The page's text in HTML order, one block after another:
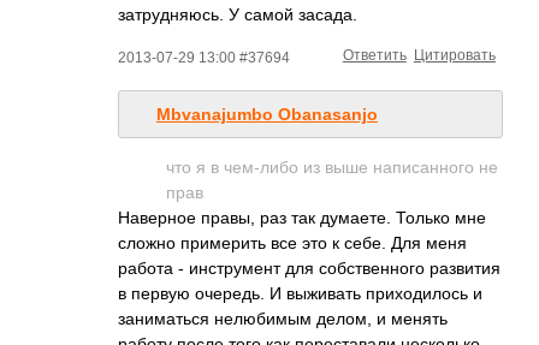
затрудняюсь. У самой засада.
2013-07-29 13:00 #37694 Цитировать
Ответить
Mbvanajumbo Obanasanjo
что я в чем-либо из выше написанного не
прав
Наверное правы, раз так думаете. Только мне
сложно примерить все это к себе. Для меня
работа - инструмент для собственного развития
в первую очередь. И выживать приходилось и
заниматься нелюбимым делом, и менять